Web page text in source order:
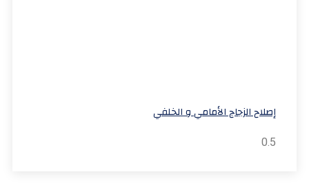
إصلاح الزجاج الأمامي و الخلفي